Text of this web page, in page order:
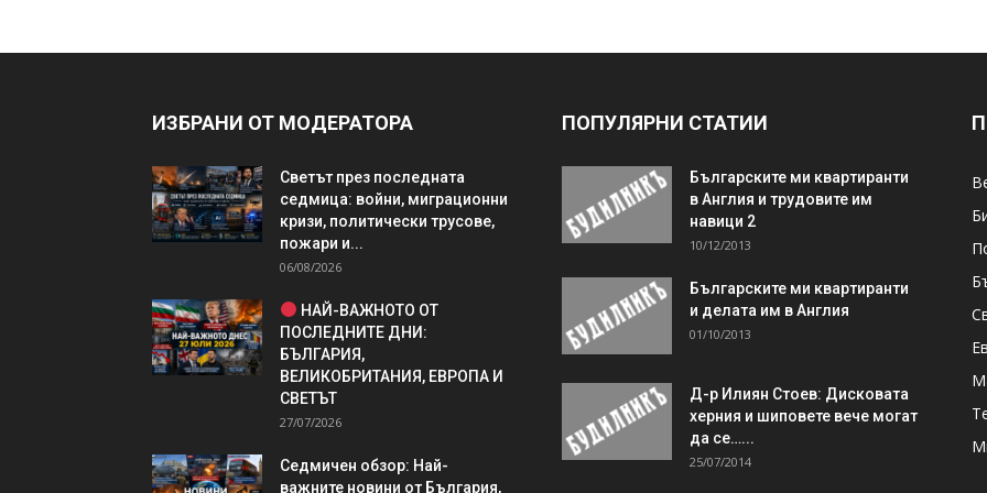
ИЗБРАНИ ОТ МОДЕРАТОРА
Светът през последната
седмица: войни, миграционни
кризи, политически трусове,
пожари и...
06/08/2026
НАЙ-ВАЖНОТО ОТ
ПОСЛЕДНИТЕ ДНИ:
БЪЛГАРИЯ,
ВЕЛИКОБРИТАНИЯ, ЕВРОПА И
СВЕТЪТ
27/07/2026
Седмичен обзор: Най-
важните новини от България,
ПОПУЛЯРНИ СТАТИИ
Българските ми квартиранти
в Англия и трудовите им
навици 2
10/12/2013
Българските ми квартиранти
и делата им в Англия
01/10/2013
Д-р Илиян Стоев: Дисковата
херния и шиповете вече могат
да се…...
25/07/2014